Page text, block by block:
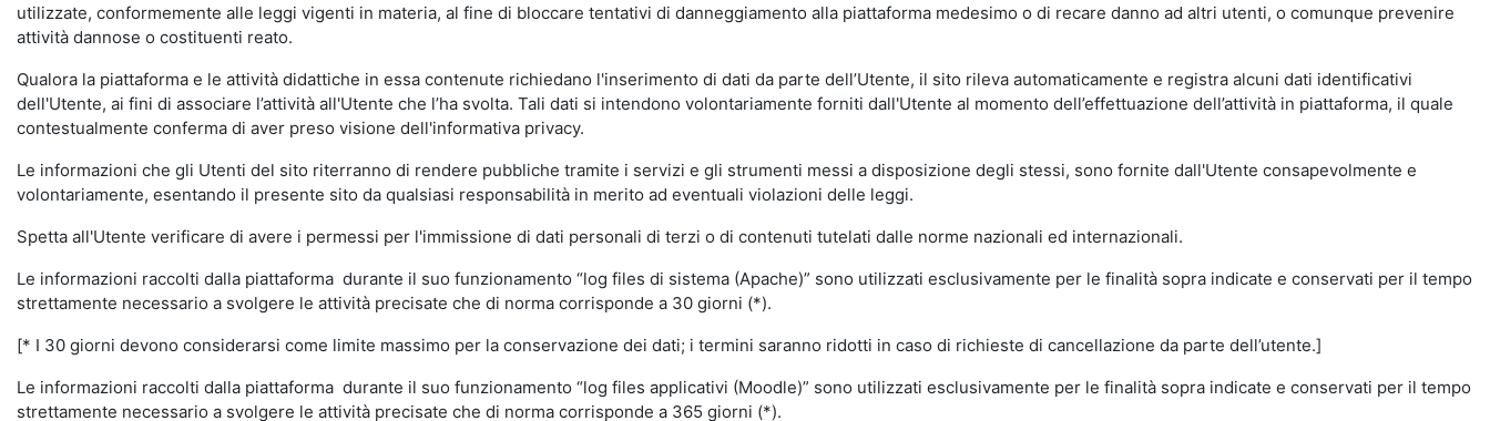
utilizzate, conformemente alle leggi vigenti in materia, al fine di bloccare tentativi di danneggiamento alla piattaforma medesimo o di recare danno ad altri utenti, o comunque prevenire
attività dannose o costituenti reato.
Qualora la piattaforma e le attività didattiche in essa contenute richiedano l'inserimento di dati da parte dell’Utente, il sito rileva automaticamente e registra alcuni dati identificativi
dell'Utente, ai fini di associare l’attività all'Utente che l’ha svolta. Tali dati si intendono volontariamente forniti dall'Utente al momento dell’effettuazione dell’attività in piattaforma, il quale
contestualmente conferma di aver preso visione dell'informativa privacy.
Le informazioni che gli Utenti del sito riterranno di rendere pubbliche tramite i servizi e gli strumenti messi a disposizione degli stessi, sono fornite dall'Utente consapevolmente e
volontariamente, esentando il presente sito da qualsiasi responsabilità in merito ad eventuali violazioni delle leggi.
Spetta all'Utente verificare di avere i permessi per l'immissione di dati personali di terzi o di contenuti tutelati dalle norme nazionali ed internazionali.
Le informazioni raccolti dalla piattaforma durante il suo funzionamento “log files di sistema (Apache)” sono utilizzati esclusivamente per le finalità sopra indicate e conservati per il tempo
strettamente necessario a svolgere le attività precisate che di norma corrisponde a 30 giorni (*).
[* I 30 giorni devono considerarsi come limite massimo per la conservazione dei dati; i termini saranno ridotti in caso di richieste di cancellazione da parte dell’utente.]
Le informazioni raccolti dalla piattaforma durante il suo funzionamento “log files applicativi (Moodle)” sono utilizzati esclusivamente per le finalità sopra indicate e conservati per il tempo
strettamente necessario a svolgere le attività precisate che di norma corrisponde a 365 giorni (*).